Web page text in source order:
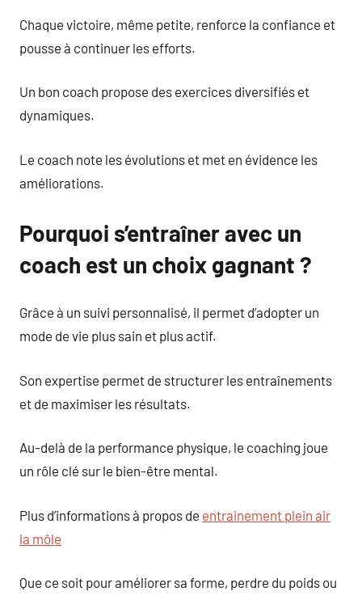
Chaque victoire, même petite, renforce la confiance et
pousse à continuer les efforts.
Un bon coach propose des exercices diversifiés et
dynamiques.
Le coach note les évolutions et met en évidence les
améliorations.
Pourquoi s’entraîner avec un
coach est un choix gagnant ?
Grâce à un suivi personnalisé, il permet d’adopter un
mode de vie plus sain et plus actif.
Son expertise permet de structurer les entraînements
et de maximiser les résultats.
Au-delà de la performance physique, le coaching joue
un rôle clé sur le bien-être mental.
Plus d’informations à propos de entrainement plein air
la môle
Que ce soit pour améliorer sa forme, perdre du poids ou